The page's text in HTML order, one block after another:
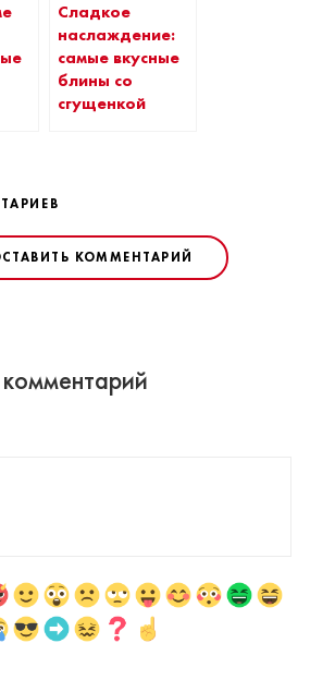
Сладкое
наслаждение:
самые вкусные
блины со
сгущенкой
КОММЕНТАРИЙ